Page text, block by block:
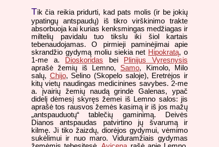
Tik čia reikia pridurti, kad pats molis (ir be jokių
ypatingų antspaudų) iš tikro virškinimo trakte
absorbuoja kai kurias kenksmingas medžiagas ir
miltelių pavidalu tuo tikslu iki šiol kartais
tebenaudojamas. O pirmieji paminėjimai apie
skrandžio gydymą moliu siekia net Hipokratą, o
1-me a.
Dioskoridas bei Plinijus Vyresnysis
aprašė žemių iš Lemno, Samo, Kimolo, Milo
salų, Chijo, Selino (Skopelo saloje), Eretrėjos ir
kitų vietų naudingas medicinines savybes. 2-me
a. įvairių žemių naudą grindė Galenas, ypač
didelį dėmesį skyręs žemei iš Lemno salos: jis
aprašė tos rausvos žemės kasimą ir iš jos mažų
„antspauduotų“ tablečių gaminimą. Deivės
Dianos antspaudas patvirtino jų švarumą ir
kilmę. Ji tiko žaizdų, diorėjos gydymui, vėmimo
sukėlimui ir nuo maro. Viduramžiais gydymas